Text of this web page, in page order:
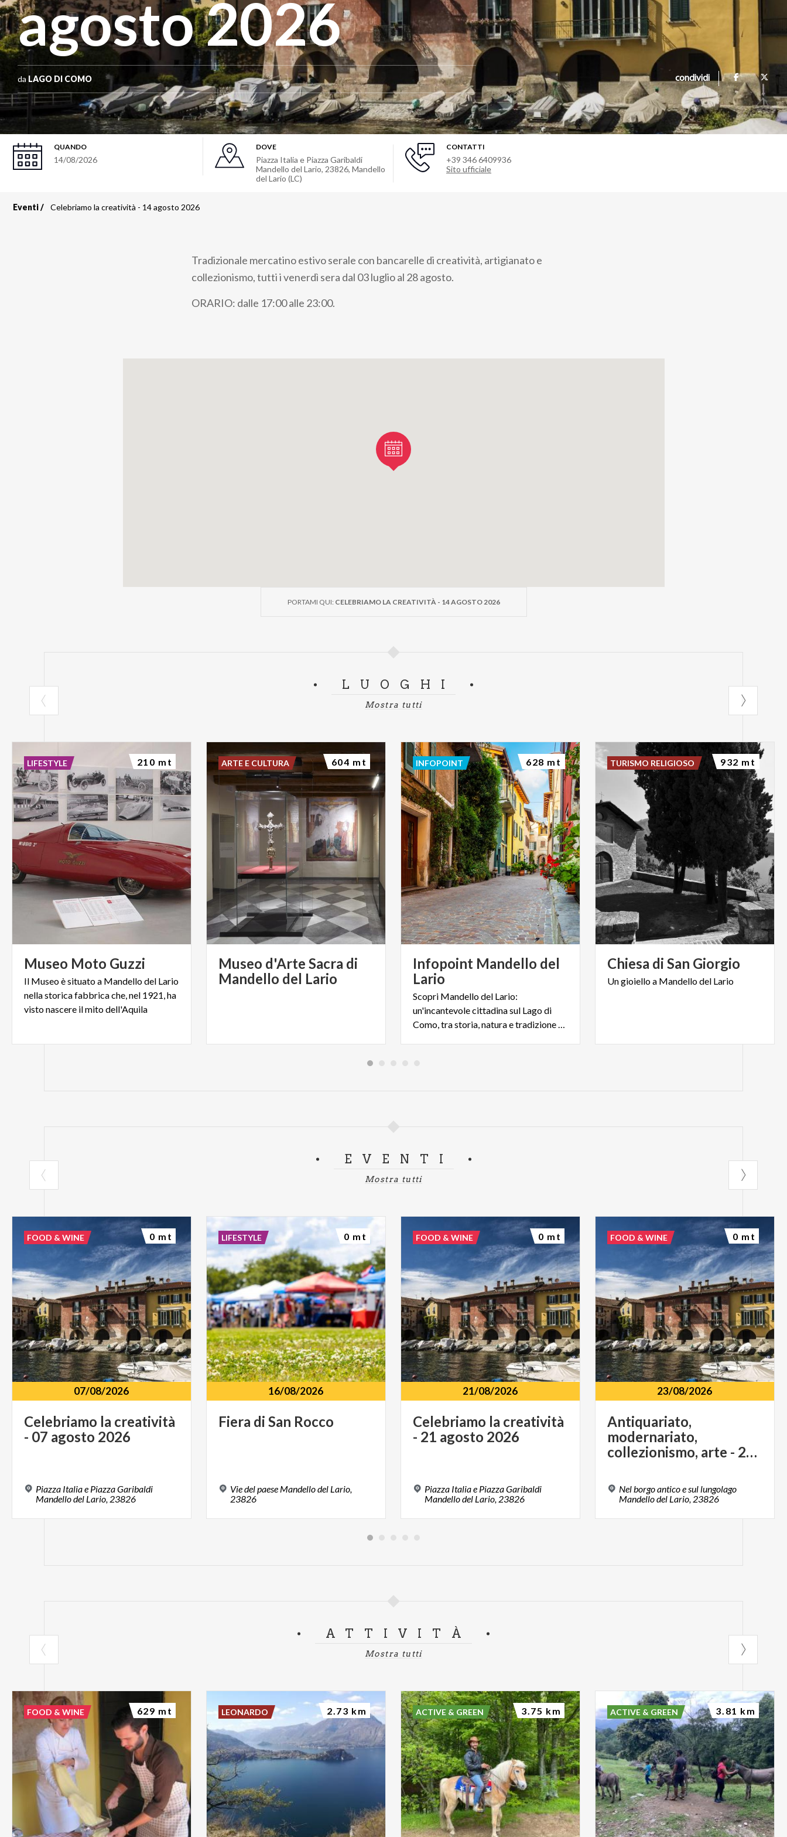
agosto 2026
da LAGO DI COMO condividi
QUANDO
14/08/2026
DOVE
Piazza Italia e Piazza Garibaldi
Mandello del Lario, 23826, Mandello
del Lario (LC)
CONTATTI
+39 346 6409936
Sito ufficiale
Eventi Celebriamo la creatività - 14 agosto 2026
Tradizionale mercatino estivo serale con bancarelle di creatività, artigianato e
collezionismo, tutti i venerdì sera dal 03 luglio al 28 agosto.
ORARIO: dalle 17:00 alle 23:00.
PORTAMI QUI: CELEBRIAMO LA CREATIVITÀ - 14 AGOSTO 2026
LUOGHI
Mostra tutti
Museo Moto Guzzi
Il Museo è situato a Mandello del Lario
nella storica fabbrica che, nel 1921, ha
visto nascere il mito dell'Aquila
LIFESTYLE 210 mt
Museo d'Arte Sacra di
Mandello del Lario
ARTE E CULTURA 604 mt
Infopoint Mandello del
Lario
Scopri Mandello del Lario:
un'incantevole cittadina sul Lago di
Como, tra storia, natura e tradizione Ti aspettiamo in infopoint
INFOPOINT 628 mt
Chiesa di San Giorgio
Ungioielloa Mandellodel Lario
TURISMO RELIGIOSO 932 mt
EVENTI
Mostra tutti
07/08/2026
Celebriamo la creatività
- 07 agosto 2026
Piazza Italia e Piazza Garibaldi
Mandello del Lario, 23826
FOOD & WINE 0 mt
16/08/2026
Fiera di San Rocco
Vie del paese Mandello del Lario,
23826
LIFESTYLE 0 mt
21/08/2026
Celebriamo la creatività
- 21 agosto 2026
Piazza Italia e Piazza Garibaldi
Mandello del Lario, 23826
FOOD & WINE 0 mt
23/08/2026
Antiquariato,
modernariato,
collezionismo, arte - 23 agosto 2026
Nel borgo antico e sul lungolago
Mandello del Lario, 23826
FOOD & WINE 0 mt
ATTIVITÀ
Mostra tutti
FOOD & WINE 629 mt LEONARDO 2.73 km ACTIVE & GREEN 3.75 km ACTIVE & GREEN 3.81 km